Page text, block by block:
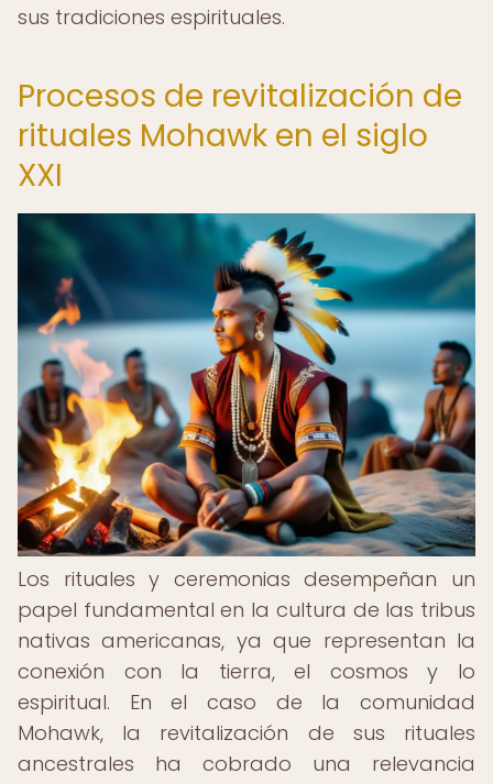
sus tradiciones espirituales.
Procesos de revitalización de
rituales Mohawk en el siglo
XXI
Los rituales y ceremonias desempeñan un
papel fundamental en la cultura de las tribus
nativas americanas, ya que representan la
conexión con la tierra, el cosmos y lo
espiritual. En el caso de la comunidad
Mohawk, la revitalización de sus rituales
ancestrales ha cobrado una relevancia